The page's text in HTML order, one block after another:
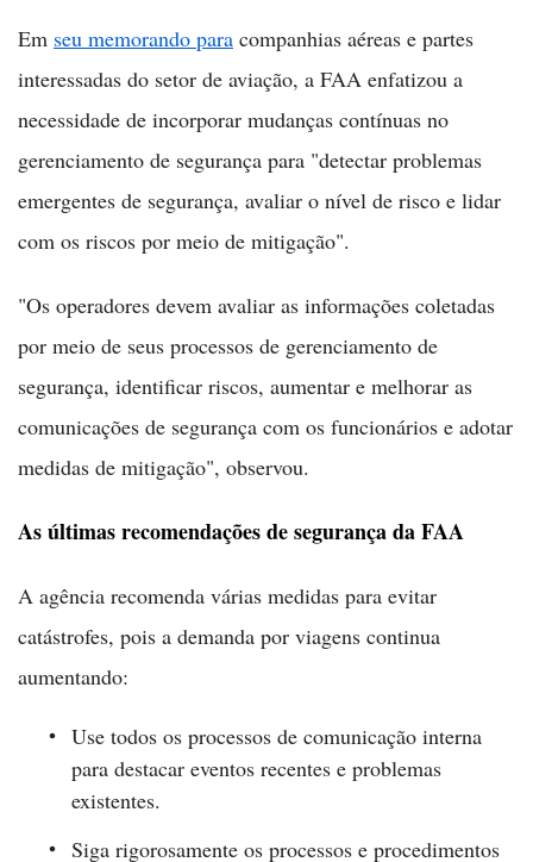
Em seu memorando para companhias aéreas e partes
interessadas do setor de aviação, a FAA enfatizou a
necessidade de incorporar mudanças contínuas no
gerenciamento de segurança para "detectar problemas
emergentes de segurança, avaliar o nível de risco e lidar
com os riscos por meio de mitigação".
"Os operadores devem avaliar as informações coletadas
por meio de seus processos de gerenciamento de
segurança, identificar riscos, aumentar e melhorar as
comunicações de segurança com os funcionários e adotar
medidas de mitigação", observou.
As últimas recomendações de segurança da FAA
A agência recomenda várias medidas para evitar
catástrofes, pois a demanda por viagens continua
aumentando:
Use todos os processos de comunicação interna
para destacar eventos recentes e problemas
existentes.
Siga rigorosamente os processos e procedimentos